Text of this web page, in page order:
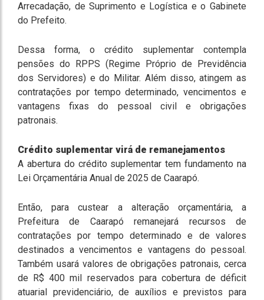
Arrecadação, de Suprimento e Logística e o Gabinete
do Prefeito.
Dessa forma, o crédito suplementar contempla
pensões do RPPS (Regime Próprio de Previdência
dos Servidores) e do Militar. Além disso, atingem as
contratações por tempo determinado, vencimentos e
vantagens fixas do pessoal civil e obrigações
patronais.
Crédito suplementar virá de remanejamentos
A abertura do crédito suplementar tem fundamento na
Lei Orçamentária Anual de 2025 de Caarapó.
Então, para custear a alteração orçamentária, a
Prefeitura de Caarapó remanejará recursos de
contratações por tempo determinado e de valores
destinados a vencimentos e vantagens do pessoal.
Também usará valores de obrigações patronais, cerca
de R$ 400 mil reservados para cobertura de déficit
atuarial previdenciário, de auxílios e previstos para